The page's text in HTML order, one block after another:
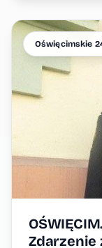
Oświęcimskie
Zdarzenie